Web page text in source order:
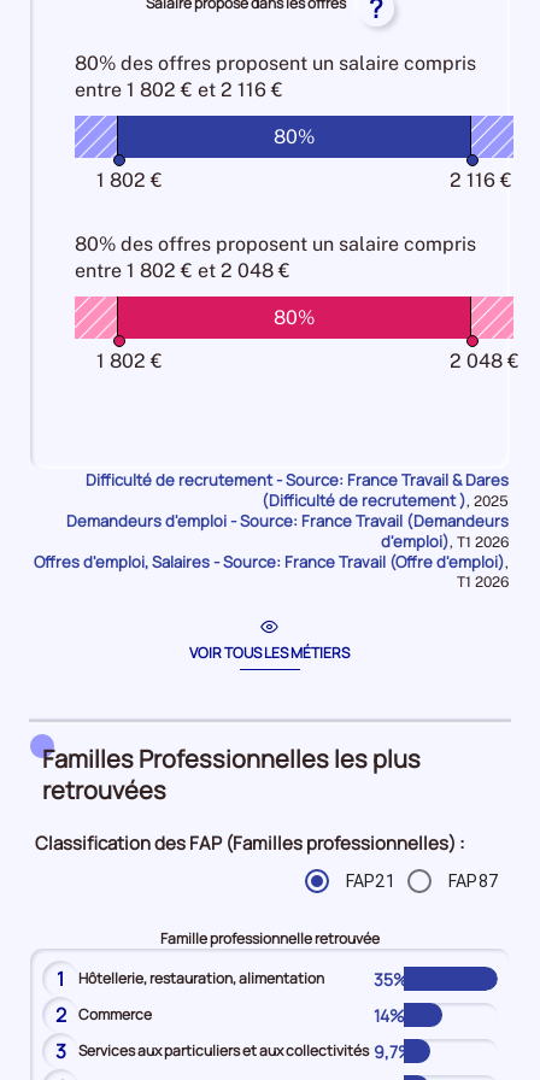
métier
10%
formation
métier
10%
pour
Manque
de
main
d'oeuvre
10%
Manque
de
d'oeuvre
25%
DU-
pour
les
Attractivité
Salariale
comparaison
pour
les
Attractivité
Salariale
?
80% des offres proposent un salaire compris
entre 1 802 € et 2 116 €
80%
1 802 €
2 116 €
80% des offres proposent un salaire compris
entre 1 802 € et 2 048 €
80%
1 802 €
2 048 €
Difficulté de recrutement - Source: France Travail & Dares
(Difficulté de recrutement ), Données
pour
la
période
2025
Demandeurs d'emploi - Source: France Travail (Demandeurs
d'emploi), Données
pour
la
T1 2026
Offres d'emploi, Salaires - Source: France Travail (Offre d'emploi),
Données
T1 2026
VOIR TOUS LES MÉTIERS
Familles Professionnelles les plus
retrouvées
Classification des FAP (Familles professionnelles) :
FAP21 FAP87
Famille professionnelle retrouvée
1 Hôtellerie, restauration, alimentation 35%
2 Commerce 14%
3 Services aux particuliers et aux collectivités 9,7%